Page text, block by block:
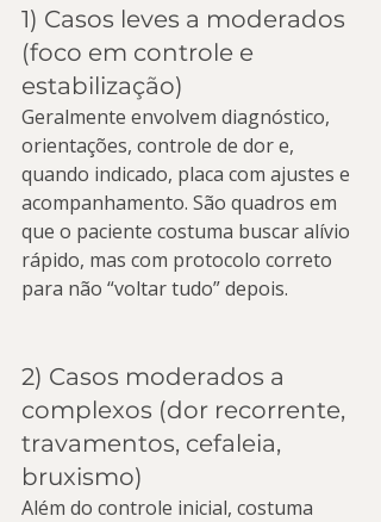
1) Casos leves a moderados
(foco em controle e
estabilização)
Geralmente envolvem diagnóstico,
orientações, controle de dor e,
quando indicado, placa com ajustes e
acompanhamento. São quadros em
que o paciente costuma buscar alívio
rápido, mas com protocolo correto
para não “voltar tudo” depois.
2) Casos moderados a
complexos (dor recorrente,
travamentos, cefaleia,
bruxismo)
Além do controle inicial, costuma